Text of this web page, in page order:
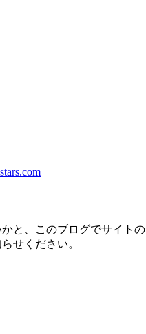
と、このブログでサイト
せください。